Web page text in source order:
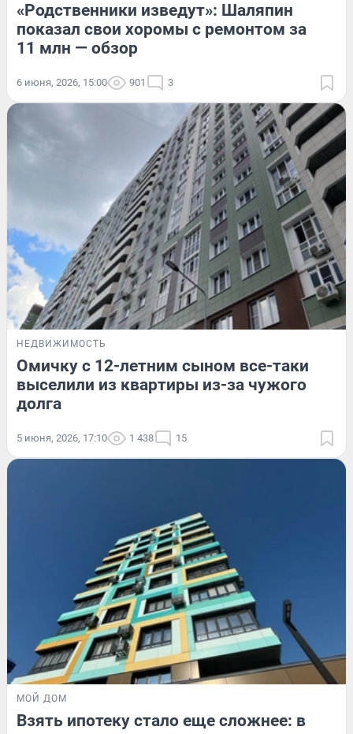
«Родственники изведут»: Шаляпин
показал свои хоромы с ремонтом за
11 млн — обзор
6 июня, 2026, 15:00 901 3
НЕДВИЖИМОСТЬ
Омичку с 12-летним сыном все-таки
выселили из квартиры из-за чужого
долга
5 июня, 2026, 17:10 1 438 15
МОЙ ДОМ
Взять ипотеку стало еще сложнее: в